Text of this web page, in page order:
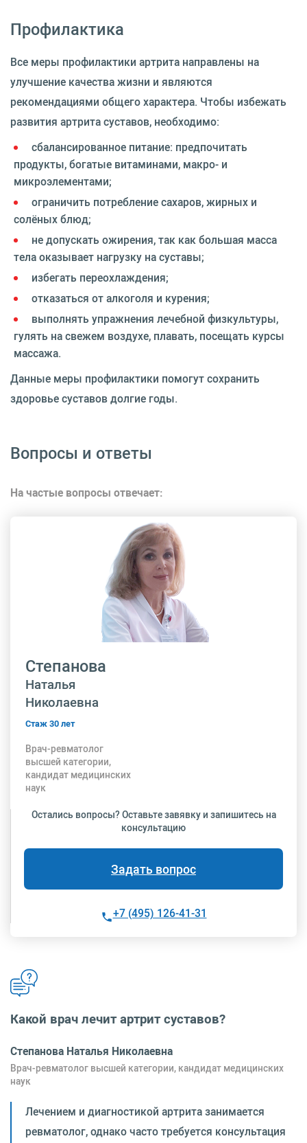
Профилактика
Все меры профилактики артрита направлены на
улучшение качества жизни и являются
рекомендациями общего характера. Чтобы избежать
развития артрита суставов, необходимо:
сбалансированное питание: предпочитать
продукты, богатые витаминами, макро- и
микроэлементами;
ограничить потребление сахаров, жирных и
солёных блюд;
не допускать ожирения, так как большая масса
тела оказывает нагрузку на суставы;
избегать переохлаждения;
отказаться от алкоголя и курения;
выполнять упражнения лечебной физкультуры,
гулять на свежем воздухе, плавать, посещать курсы
массажа.
Данные меры профилактики помогут сохранить
здоровье суставов долгие годы.
Вопросы и ответы
На частые вопросы отвечает:
Степанова
Наталья
Николаевна
Стаж 30 лет
Врач-ревматолог
высшей категории,
кандидат медицинских
наук
Остались вопросы? Оставьте завявку и запишитесь на
консультацию
Задать вопрос
+7 (495) 126-41-31
Какой врач лечит артрит суставов?
Степанова Наталья Николаевна
Врач-ревматолог высшей категории, кандидат медицинских
наук
Лечением и диагностикой артрита занимается
ревматолог, однако часто требуется консультация